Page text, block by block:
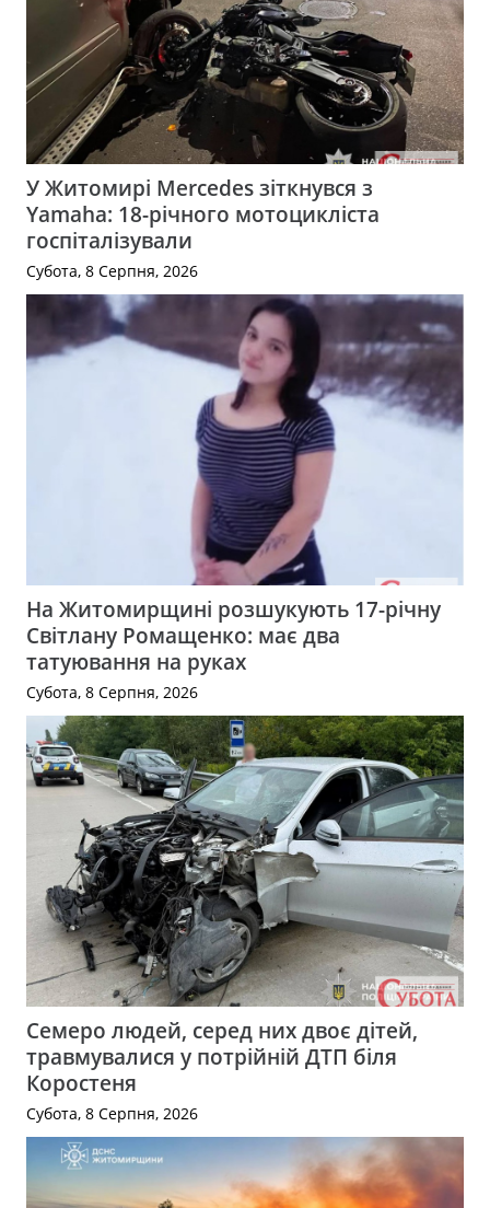
У Житомирі Mercedes зіткнувся з
Yamaha: 18-річного мотоцикліста
госпіталізували
Субота, 8 Серпня, 2026
На Житомирщині розшукують 17-річну
Світлану Ромащенко: має два
татуювання на руках
Субота, 8 Серпня, 2026
Семеро людей, серед них двоє дітей,
травмувалися у потрійній ДТП біля
Коростеня
Субота, 8 Серпня, 2026